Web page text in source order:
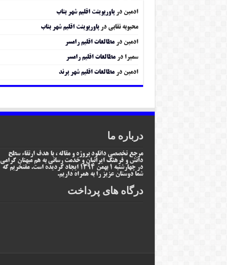
ادمین درپاورپوینت اقلیم شهر بناب
محبوبه نقابی درپاورپوینت اقلیم شهر بناب
ادمین درمطالعات اقلیم رامسر
سمیرا درمطالعات اقلیم رامسر
ادمین درمطالعات اقلیم شهر پرند
درباره ما
مرجع تخصصی دانلود پروژه و مقاله ، با هدف ارتقاء سطح
دانش و فرهنگ ایرانیان و خدمت رسانی به هم میهنان گرامی
در چهارشنبه 1 بهمن 1394 ایجاد گردیده است. مفتخریم که
شما دوستان عزیز را به همراه داریم.
درگاه های پرداخت